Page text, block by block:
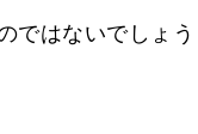
ではないでしょう